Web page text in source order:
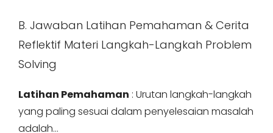
B. Jawaban Latihan Pemahaman & Cerita
Reflektif Materi Langkah-Langkah Problem
Solving
Latihan Pemahaman : Urutan langkah-langkah
yang paling sesuai dalam penyelesaian masalah
adalah…